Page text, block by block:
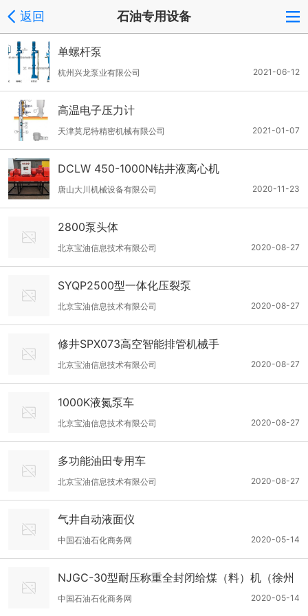
返回 石油专用设备
单螺杆泵
2021-06-12
杭州兴龙泵业有限公司
高温电子压力计
2021-01-07
天津莫尼特精密机械有限公司
DCLW 450-1000N钻井液离心机
2020-11-23
唐山大川机械设备有限公司
2800泵头体
2020-08-27
北京宝油信息技术有限公司
SYQP2500型一体化压裂泵
2020-08-27
北京宝油信息技术有限公司
修井SPX073高空智能排管机械手
2020-08-27
北京宝油信息技术有限公司
1000K液氮泵车
2020-08-27
北京宝油信息技术有限公司
多功能油田专用车
2020-08-27
北京宝油信息技术有限公司
气井自动液面仪
2020-05-14
中国石油石化商务网
NJGC-30型耐压称重全封闭给煤（料）机（徐州
三原品质）
2020-05-14
中国石油石化商务网